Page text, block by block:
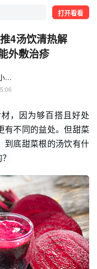
打开看看
4汤饮清热解
外敷治疹
你的养生小助手
，因为够百搭且好处
有不同的益处。但甜菜
到底甜菜根的汤饮有什